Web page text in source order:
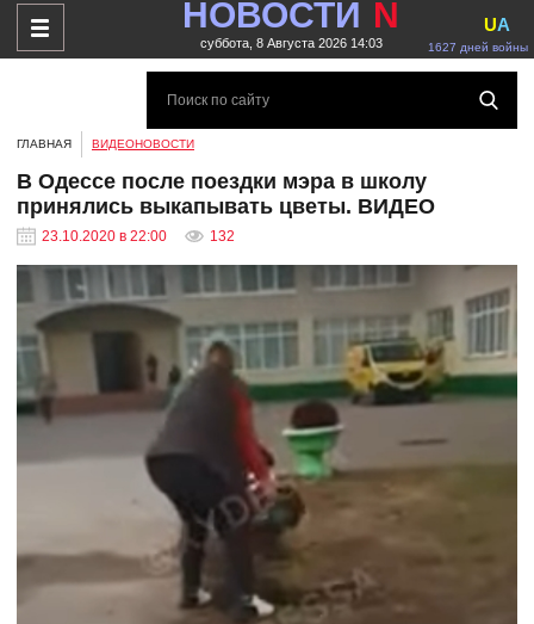
НОВОСТИ N
суббота, 8 Августа 2026 14:03 1627 дней войны
UA
ГЛАВНАЯ ВИДЕОНОВОСТИ
В Одессе после поездки мэра в школу
принялись выкапывать цветы. ВИДЕО
23.10.2020 в 22:00 132